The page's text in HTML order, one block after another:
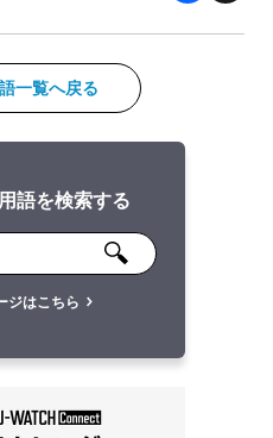
F
e
X
一覧へ戻る
語を検索する
ジはこちら